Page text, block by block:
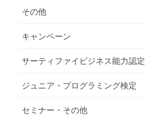
その他
キャンペーン
サーティファイビジネス能力認定
ジュニア・プログラミング検定
セミナー・その他